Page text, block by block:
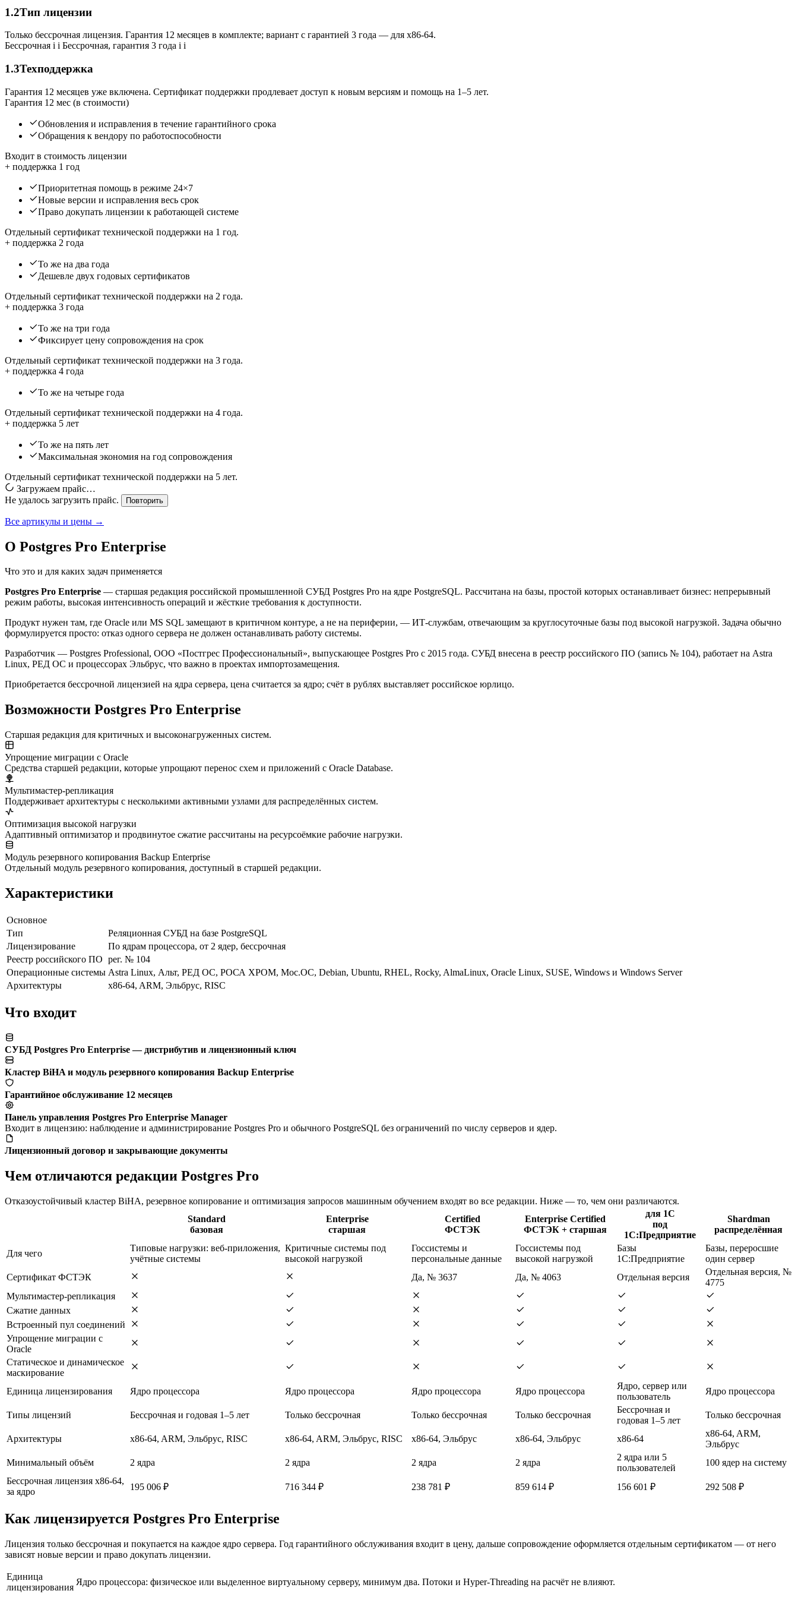
1.2Тип лицензии
Только бессрочная лицензия. Гарантия 12 месяцев в комплекте; вариант с гарантией 3 года — для x86-64.
Бессрочная i i Бессрочная, гарантия 3 года i i
1.3Техподдержка
Гарантия 12 месяцев уже включена. Сертификат поддержки продлевает доступ к новым версиям и помощь на 1–5 лет.
Гарантия 12 мес (в стоимости)
Обновления и исправления в течение гарантийного срока
Обращения к вендору по работоспособности
Входит в стоимость лицензии
+ поддержка 1 год
Приоритетная помощь в режиме 24×7
Новые версии и исправления весь срок
Право докупать лицензии к работающей системе
Отдельный сертификат технической поддержки на 1 год.
+ поддержка 2 года
То же на два года
Дешевле двух годовых сертификатов
Отдельный сертификат технической поддержки на 2 года.
+ поддержка 3 года
То же на три года
Фиксирует цену сопровождения на срок
Отдельный сертификат технической поддержки на 3 года.
+ поддержка 4 года
То же на четыре года
Отдельный сертификат технической поддержки на 4 года.
+ поддержка 5 лет
То же на пять лет
Максимальная экономия на год сопровождения
Отдельный сертификат технической поддержки на 5 лет.
Загружаем прайс…
Не удалось загрузить прайс.
Повторить
Все артикулы и цены →
О Postgres Pro Enterprise
Что это и для каких задач применяется
Postgres Pro Enterprise — старшая редакция российской промышленной СУБД Postgres Pro на ядре PostgreSQL. Рассчитана на базы, простой которых останавливает бизнес: непрерывный
режим работы, высокая интенсивность операций и жёсткие требования к доступности.
Продукт нужен там, где Oracle или MS SQL замещают в критичном контуре, а не на периферии, — ИТ-службам, отвечающим за круглосуточные базы под высокой нагрузкой. Задача обычно
формулируется просто: отказ одного сервера не должен останавливать работу системы.
Разработчик — Postgres Professional, ООО «Постгрес Профессиональный», выпускающее Postgres Pro с 2015 года. СУБД внесена в реестр российского ПО (запись № 104), работает на Astra
Linux, РЕД ОС и процессорах Эльбрус, что важно в проектах импортозамещения.
Приобретается бессрочной лицензией на ядра сервера, цена считается за ядро; счёт в рублях выставляет российское юрлицо.
Возможности Postgres Pro Enterprise
Старшая редакция для критичных и высоконагруженных систем.
Упрощение миграции с Oracle
Средства старшей редакции, которые упрощают перенос схем и приложений с Oracle Database.
Мультимастер-репликация
Поддерживает архитектуры с несколькими активными узлами для распределённых систем.
Оптимизация высокой нагрузки
Адаптивный оптимизатор и продвинутое сжатие рассчитаны на ресурсоёмкие рабочие нагрузки.
Модуль резервного копирования Backup Enterprise
Отдельный модуль резервного копирования, доступный в старшей редакции.
Характеристики
Основное
Тип
Реляционная СУБД на базе PostgreSQL
Лицензирование
По ядрам процессора, от 2 ядер, бессрочная
Реестр российского ПО рег. № 104
Операционные системы Astra Linux, Альт, РЕД ОС, РОСА ХРОМ, Мос.ОС, Debian, Ubuntu, RHEL, Rocky, AlmaLinux, Oracle Linux, SUSE, Windows и Windows Server
Архитектуры
x86-64, ARM, Эльбрус, RISC
Что входит
СУБД Postgres Pro Enterprise — дистрибутив и лицензионный ключ
Кластер BiHA и модуль резервного копирования Backup Enterprise
Гарантийное обслуживание 12 месяцев
Панель управления Postgres Pro Enterprise Manager
Входит в лицензию: наблюдение и администрирование Postgres Pro и обычного PostgreSQL без ограничений по числу серверов и ядер.
Лицензионный договор и закрывающие документы
Чем отличаются редакции Postgres Pro
Отказоустойчивый кластер BiHA, резервное копирование и оптимизация запросов машинным обучением входят во все редакции. Ниже — то, чем они различаются.
Standard
базовая
Enterprise
старшая
Certified
ФСТЭК
Enterprise Certified
ФСТЭК + старшая
для 1С
под
1С:Предприятие
Shardman
распределённая
Для чего
Типовые нагрузки: веб-приложения,
учётные системы
Критичные системы под
высокой нагрузкой
Госсистемы и
персональные данные
Госсистемы под
высокой нагрузкой
Базы
1С:Предприятие
Базы, переросшие
один сервер
Сертификат ФСТЭК
Да, № 3637 Да, № 4063 Отдельная версия
Отдельная версия, №
4775
Мультимастер-репликация
Сжатие данных
Встроенный пул соединений
Упрощение миграции с
Oracle
Статическое и динамическое
маскирование
Единица лицензирования
Ядро процессора Ядро процессора Ядро процессора Ядро процессора
Ядро, сервер или
пользователь
Ядро процессора
Типы лицензий Бессрочная и годовая 1–5 лет Только бессрочная Только бессрочная Только бессрочная
Бессрочная и
годовая 1–5 лет
Только бессрочная
Архитектуры x86-64, ARM, Эльбрус, RISC x86-64, ARM, Эльбрус, RISC x86-64, Эльбрус x86-64, Эльбрус x86-64
x86-64, ARM,
Эльбрус
Минимальный объём
2 ядра 2 ядра 2 ядра 2 ядра
2 ядра или 5
пользователей
100 ядер на систему
Бессрочная лицензия x86-64,
за ядро
195 006 ₽ 716 344 ₽ 238 781 ₽ 859 614 ₽ 156 601 ₽ 292 508 ₽
Как лицензируется Postgres Pro Enterprise
Лицензия только бессрочная и покупается на каждое ядро сервера. Год гарантийного обслуживания входит в цену, дальше сопровождение оформляется отдельным сертификатом — от него
зависят новые версии и право докупать лицензии.
Единица
лицензирования
Ядро процессора: физическое или выделенное виртуальному серверу, минимум два. Потоки и Hyper-Threading на расчёт не влияют.